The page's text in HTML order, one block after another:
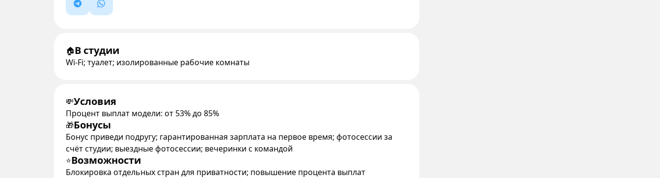
🏠В студии
Wi-Fi; туалет; изолированные рабочие комнаты
💸Условия
Процент выплат модели: от 53% до 85%
🎁Бонусы
Бонус приведи подругу; гарантированная зарплата на первое время; фотосессии за
счёт студии; выездные фотосессии; вечеринки с командой
⭐Возможности
Блокировка отдельных стран для приватности; повышение процента выплат